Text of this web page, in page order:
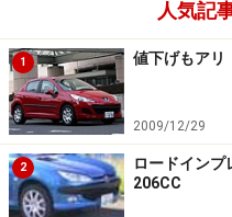
ちょっと余裕をみ
３人以上は滅多に
3008のボディサイズは全長
1630mm、ホイールベース
人気記
1 値下げもアリ
2009/12/29
2
ロードイン
206CC